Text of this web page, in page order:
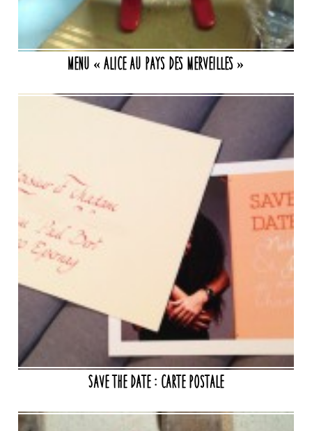
Menu « Alice au pays des merveilles »
Save the date : carte postale